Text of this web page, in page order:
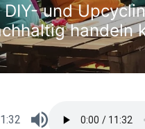
und
handeln